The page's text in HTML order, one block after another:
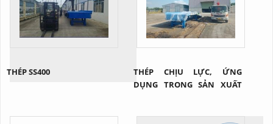
THÉP SS400
THÉP CHỊU LỰC, ỨNG
DỤNG TRONG SẢN XUẤT